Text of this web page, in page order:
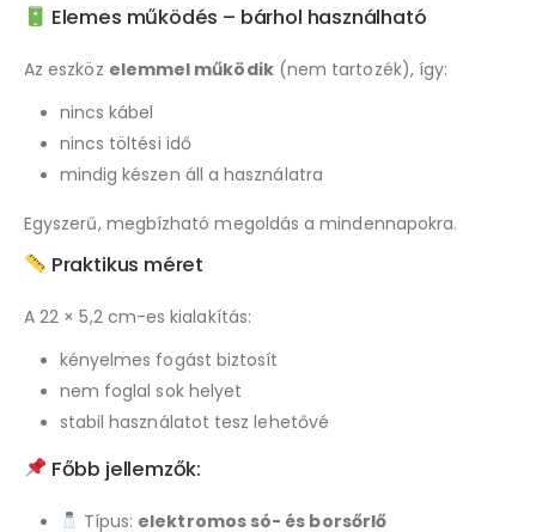
Elemes működés – bárhol használható
Az eszköz elemmel működik(nem tartozék), így:
nincs kábel
nincs töltési idő
mindig készen áll a használatra
Egyszerű, megbízható megoldás a mindennapokra.
Praktikus méret
A 22 × 5,2 cm-es kialakítás:
kényelmes fogást biztosít
nem foglal sok helyet
stabil használatot tesz lehetővé
Főbb jellemzők:
Típus: elektromos só- és borsőrlő